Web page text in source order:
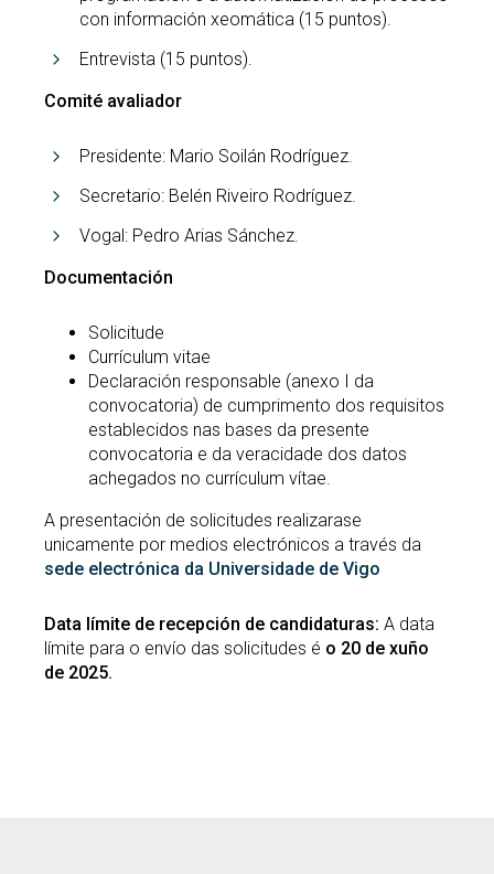
con información xeomática (15 puntos).
Entrevista (15 puntos).
Comité avaliador
Presidente: Mario Soilán Rodríguez.
Secretario: Belén Riveiro Rodríguez.
Vogal: Pedro Arias Sánchez.
Documentación
Solicitude
Currículum vitae
Declaración responsable (anexo I da
convocatoria) de cumprimento dos requisitos
establecidos nas bases da presente
convocatoria e da veracidade dos datos
achegados no currículum vítae.
A presentación de solicitudes realizarase
unicamente por medios electrónicos a través da
sede electrónica da Universidade de Vigo
Data límite de recepción de candidaturas: A data
límite para o envío das solicitudes é o 20 de xuño
de 2025.